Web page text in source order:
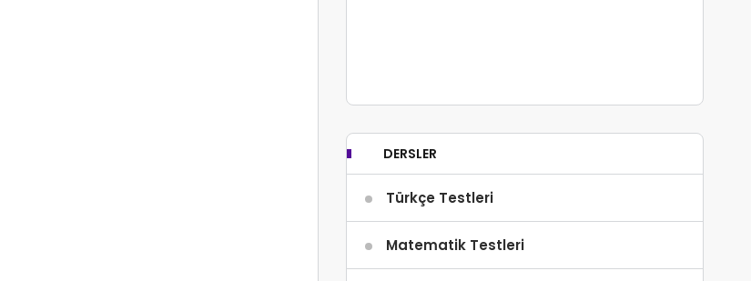
B Loş
C Gündüz
D
DERSLER
Türkçe Testleri
Matematik Testleri